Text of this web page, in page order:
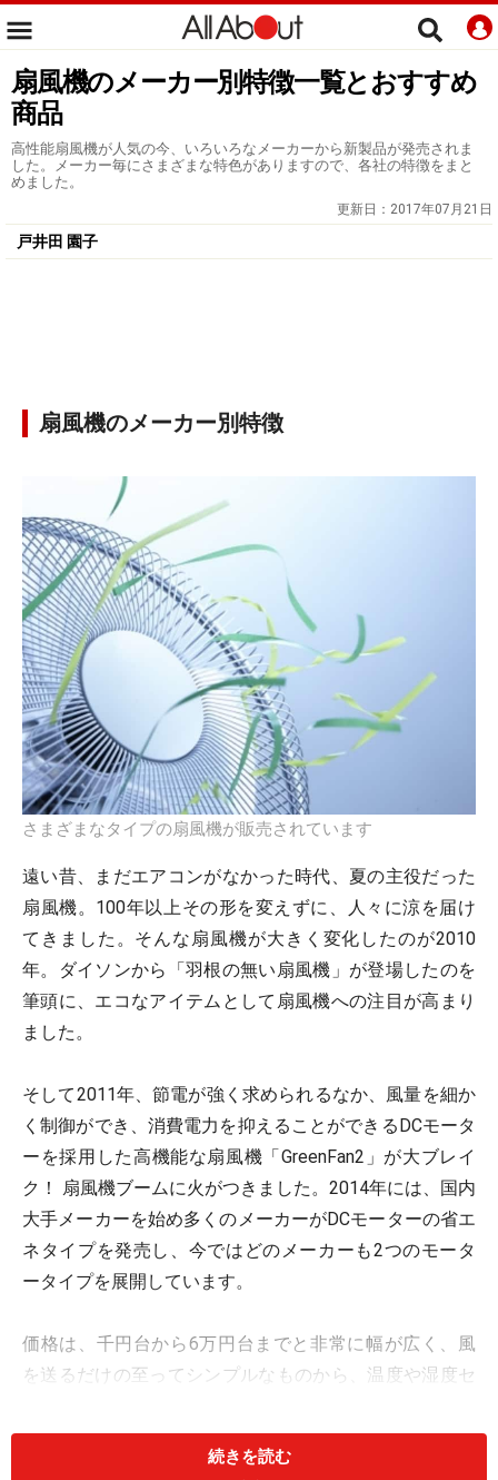
扇風機のメーカー別特徴一覧とおすすめ
商品
高性能扇風機が人気の今、いろいろなメーカーから新製品が発売されま
した。メーカー毎にさまざまな特色がありますので、各社の特徴をまと
めました。
更新日： 2017年07月21日
戸井田 園子
扇風機のメーカー別特徴
さまざまなタイプの扇風機が販売されています
遠い昔、まだエアコンがなかった時代、夏の主役だった
扇風機。100年以上その形を変えずに、人々に涼を届け
てきました。そんな扇風機が大きく変化したのが2010
年。ダイソンから「羽根の無い扇風機」が登場したのを
筆頭に、エコなアイテムとして扇風機への注目が高まり
ました。
そして2011年、節電が強く求められるなか、風量を細か
く制御ができ、消費電力を抑えることができるDCモータ
ーを採用した高機能な扇風機「GreenFan2」が大ブレイ
ク！ 扇風機ブームに火がつきました。2014年には、国内
大手メーカーを始め多くのメーカーがDCモーターの省エ
ネタイプを発売し、今ではどのメーカーも2つのモータ
ータイプを展開しています。
価格は、千円台から6万円台までと非常に幅が広く、風
を送るだけの至ってシンプルなものから、温度や湿度セ
で、実に多種多様なタイプがあります。価格が低いもの
は従来のACモーター搭載タイプが主流なのに対し、1万
続きを読む